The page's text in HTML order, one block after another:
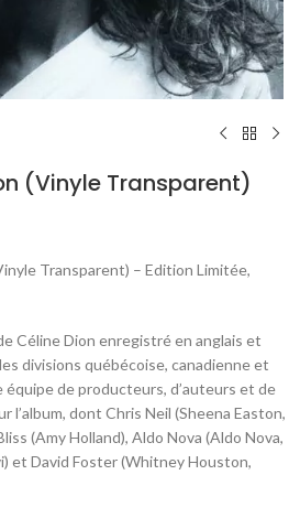
(Vinyle Transparent)
Transparent) – Edition Limitée,
Céline Dion enregistré en anglais et
divisions québécoise, canadienne et
équipe de producteurs, d’auteurs et de
l’album, dont Chris Neil (Sheena Easton,
(Amy Holland), Aldo Nova (Aldo Nova,
et David Foster (Whitney Houston,